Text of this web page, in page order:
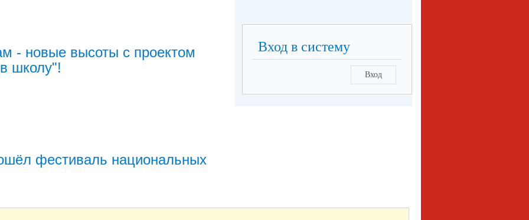
- новые высоты с проектом
школу"!
фестиваль национальных
Вход в систему
Вход